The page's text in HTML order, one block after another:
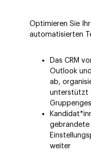
Optimieren Sie
automatisierten
Das CRM
Outlook
ab,
unterstützt
gebrandete
weiter